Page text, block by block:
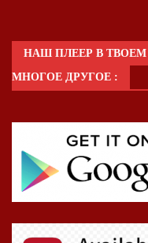
НАШ ПЛЕЕР В
МНОГОЕ ДРУГОЕ :